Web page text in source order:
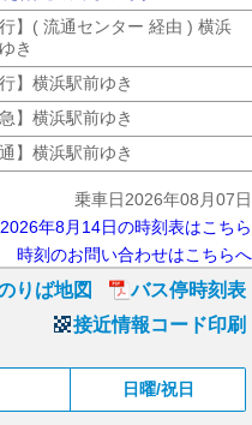
行】( 流通センター 経由 ) 横浜
き
行】横浜駅前ゆき
急】横浜駅前ゆき
通】横浜駅前ゆき
乗車日2026年08月07日
年8月14日の時刻表はこちら
時刻のお問い合わせはこちらへ
りば地図
バス停時刻表
接近情報コード印刷
日曜/祝日